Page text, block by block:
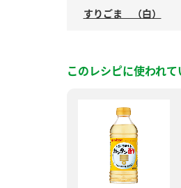
すりごま （白）
このレシピに使われて